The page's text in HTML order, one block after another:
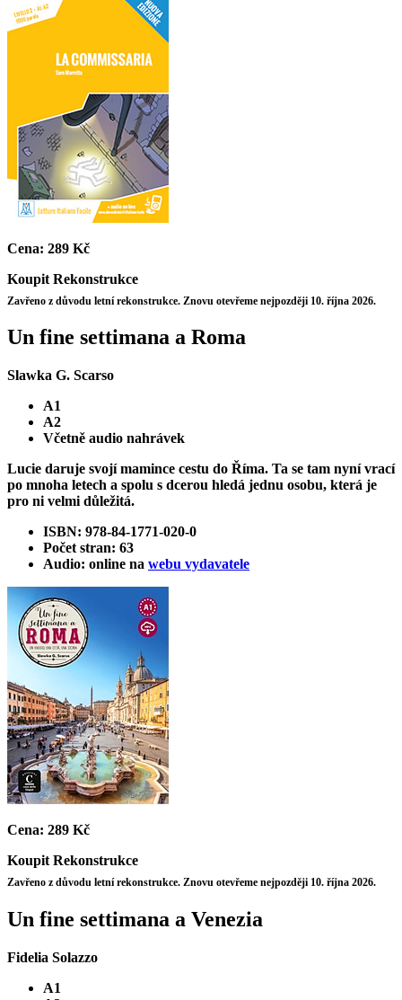
Cena: 289 Kč
Koupit Rekonstrukce
Zavřeno z důvodu letní rekonstrukce. Znovu otevřeme nejpozději 10. října 2026.
Un fine settimana a Roma
Slawka G. Scarso
A1
A2
Včetně audio nahrávek
Lucie daruje svojí mamince cestu do Říma. Ta se tam nyní vrací
po mnoha letech a spolu s dcerou hledá jednu osobu, která je
pro ni velmi důležitá.
ISBN: 978-84-1771-020-0
Počet stran: 63
Audio: online na webu vydavatele
Cena: 289 Kč
Koupit Rekonstrukce
Zavřeno z důvodu letní rekonstrukce. Znovu otevřeme nejpozději 10. října 2026.
Un fine settimana a Venezia
Fidelia Solazzo
A1